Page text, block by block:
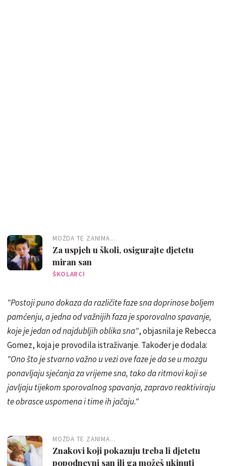
MOŽDA TE ZANIMA...
Za uspjeh u školi, osigurajte djetetu
miran san
ŠKOLARCI
"Postoji puno dokaza da različite faze sna doprinose boljem
pamćenju, a jedna od važnijih faza je sporovalno spavanje,
koje je jedan od najdubljih oblika sna", objasnila je Rebecca
Gomez, koja je provodila istraživanje. Također je dodala:
"Ono što je stvarno važno u vezi ove faze je da se u mozgu
ponavljaju sjećanja za vrijeme sna, tako da ritmovi koji se
javljaju tijekom sporovalnog spavanja, zapravo reaktiviraju
te obrasce uspomena i time ih jačaju."
MOŽDA TE ZANIMA...
Znakovi koji pokazuju treba li djetetu
popodnevni san ili ga možeš ukinuti